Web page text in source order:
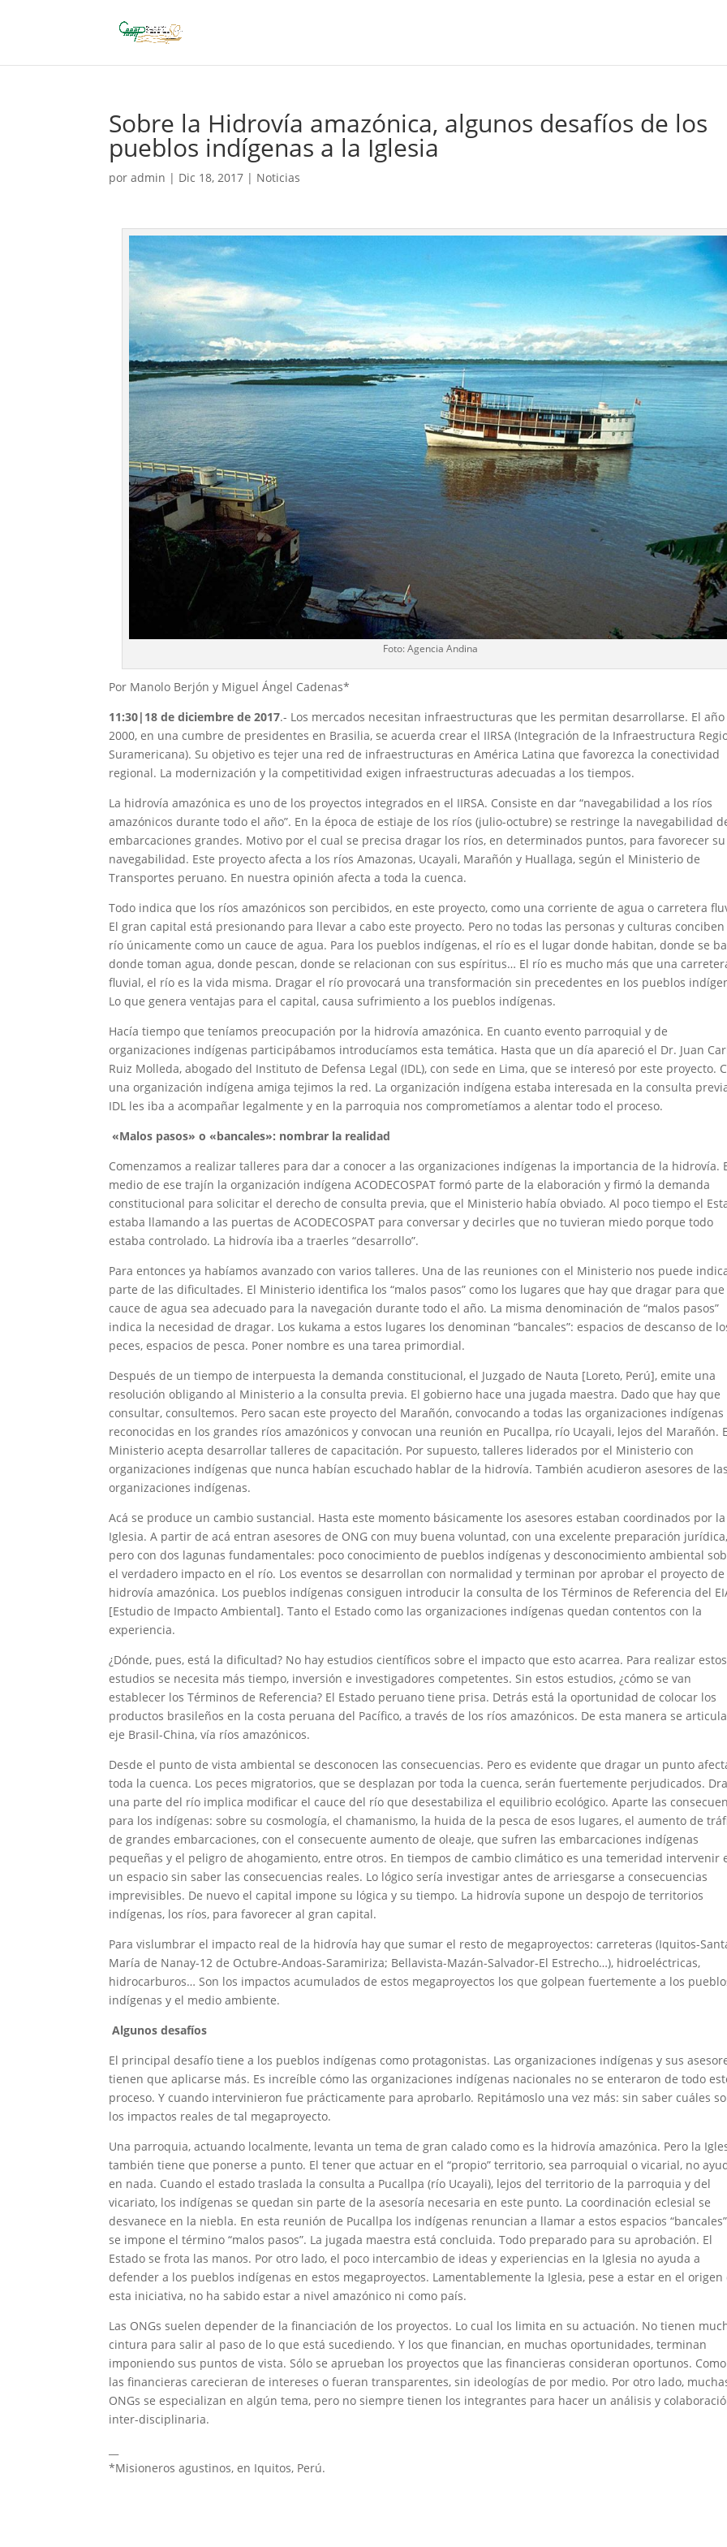
Sobre la Hidrovía amazónica, algunos desafíos de los
pueblos indígenas a la Iglesia
poradmin | Dic 18, 2017 | Noticias
Foto: Agencia Andina
Por Manolo Berjón y Miguel Ángel Cadenas*
11:30|18 de diciembre de 2017.- Los mercados necesitan infraestructuras que les permitan desarrollarse. El año
2000, en una cumbre de presidentes en Brasilia, se acuerda crear el IIRSA (Integración de la Infraestructura
Suramericana). Su objetivo es tejer una red de infraestructuras en América Latina que favorezca la conectividad
regional. La modernización y la competitividad exigen infraestructuras adecuadas a los tiempos.
La hidrovía amazónica es uno de los proyectos integrados en el IIRSA. Consiste en dar “navegabilidad a los ríos
amazónicos durante todo el año”. En la época de estiaje de los ríos (julio-octubre) se restringe la navegabilidad
embarcaciones grandes. Motivo por el cual se precisa dragar los ríos, en determinados puntos, para favorecer su
navegabilidad. Este proyecto afecta a los ríos Amazonas, Ucayali, Marañón y Huallaga, según el Ministerio de
Transportes peruano. En nuestra opinión afecta a toda la cuenca.
Todo indica que los ríos amazónicos son percibidos, en este proyecto, como una corriente de agua o carretera
El gran capital está presionando para llevar a cabo este proyecto. Pero no todas las personas y culturas conciben
río únicamente como un cauce de agua. Para los pueblos indígenas, el río es el lugar donde habitan, donde se
donde toman agua, donde pescan, donde se relacionan con sus espíritus… El río es mucho más que una
fluvial, el río es la vida misma. Dragar el río provocará una transformación sin precedentes en los pueblos
Lo que genera ventajas para el capital, causa sufrimiento a los pueblos indígenas.
Hacía tiempo que teníamos preocupación por la hidrovía amazónica. En cuanto evento parroquial y de
organizaciones indígenas participábamos introducíamos esta temática. Hasta que un día apareció el Dr. Juan
Ruiz Molleda, abogado del Instituto de Defensa Legal (IDL), con sede en Lima, que se interesó por este proyecto.
una organización indígena amiga tejimos la red. La organización indígena estaba interesada en la consulta
IDL les iba a acompañar legalmente y en la parroquia nos comprometíamos a alentar todo el proceso.
«Malos pasos» o «bancales»: nombrar la realidad
Comenzamos a realizar talleres para dar a conocer a las organizaciones indígenas la importancia de la hidrovía.
medio de ese trajín la organización indígena ACODECOSPAT formó parte de la elaboración y firmó la demanda
constitucional para solicitar el derecho de consulta previa, que el Ministerio había obviado. Al poco tiempo el
estaba llamando a las puertas de ACODECOSPAT para conversar y decirles que no tuvieran miedo porque todo
estaba controlado. La hidrovía iba a traerles “desarrollo”.
Para entonces ya habíamos avanzado con varios talleres. Una de las reuniones con el Ministerio nos puede
parte de las dificultades. El Ministerio identifica los “malos pasos” como los lugares que hay que dragar para que
cauce de agua sea adecuado para la navegación durante todo el año. La misma denominación de “malos pasos”
indica la necesidad de dragar. Los kukama a estos lugares los denominan “bancales”: espacios de descanso de
peces, espacios de pesca. Poner nombre es una tarea primordial.
Después de un tiempo de interpuesta la demanda constitucional, el Juzgado de Nauta [Loreto, Perú], emite una
resolución obligando al Ministerio a la consulta previa. El gobierno hace una jugada maestra. Dado que hay que
consultar, consultemos. Pero sacan este proyecto del Marañón, convocando a todas las organizaciones indígenas
reconocidas en los grandes ríos amazónicos y convocan una reunión en Pucallpa, río Ucayali, lejos del Marañón.
Ministerio acepta desarrollar talleres de capacitación. Por supuesto, talleres liderados por el Ministerio con
organizaciones indígenas que nunca habían escuchado hablar de la hidrovía. También acudieron asesores de las
organizaciones indígenas.
Acá se produce un cambio sustancial. Hasta este momento básicamente los asesores estaban coordinados por la
Iglesia. A partir de acá entran asesores de ONG con muy buena voluntad, con una excelente preparación jurídica,
pero con dos lagunas fundamentales: poco conocimiento de pueblos indígenas y desconocimiento ambiental
el verdadero impacto en el río. Los eventos se desarrollan con normalidad y terminan por aprobar el proyecto de
hidrovía amazónica. Los pueblos indígenas consiguen introducir la consulta de los Términos de Referencia del
[Estudio de Impacto Ambiental]. Tanto el Estado como las organizaciones indígenas quedan contentos con la
experiencia.
¿Dónde, pues, está la dificultad? No hay estudios científicos sobre el impacto que esto acarrea. Para realizar estos
estudios se necesita más tiempo, inversión e investigadores competentes. Sin estos estudios, ¿cómo se van
establecer los Términos de Referencia? El Estado peruano tiene prisa. Detrás está la oportunidad de colocar los
productos brasileños en la costa peruana del Pacífico, a través de los ríos amazónicos. De esta manera se
eje Brasil-China, vía ríos amazónicos.
Desde el punto de vista ambiental se desconocen las consecuencias. Pero es evidente que dragar un punto
toda la cuenca. Los peces migratorios, que se desplazan por toda la cuenca, serán fuertemente perjudicados.
una parte del río implica modificar el cauce del río que desestabiliza el equilibrio ecológico. Aparte las
para los indígenas: sobre su cosmología, el chamanismo, la huida de la pesca de esos lugares, el aumento de
de grandes embarcaciones, con el consecuente aumento de oleaje, que sufren las embarcaciones indígenas
pequeñas y el peligro de ahogamiento, entre otros. En tiempos de cambio climático es una temeridad intervenir
un espacio sin saber las consecuencias reales. Lo lógico sería investigar antes de arriesgarse a consecuencias
imprevisibles. De nuevo el capital impone su lógica y su tiempo. La hidrovía supone un despojo de territorios
indígenas, los ríos, para favorecer al gran capital.
Para vislumbrar el impacto real de la hidrovía hay que sumar el resto de megaproyectos: carreteras (Iquitos-
María de Nanay-12 de Octubre-Andoas-Saramiriza; Bellavista-Mazán-Salvador-El Estrecho…), hidroeléctricas,
hidrocarburos… Son los impactos acumulados de estos megaproyectos los que golpean fuertemente a los
indígenas y el medio ambiente.
Algunos desafíos
El principal desafío tiene a los pueblos indígenas como protagonistas. Las organizaciones indígenas y sus
tienen que aplicarse más. Es increíble cómo las organizaciones indígenas nacionales no se enteraron de todo
proceso. Y cuando intervinieron fue prácticamente para aprobarlo. Repitámoslo una vez más: sin saber cuáles
los impactos reales de tal megaproyecto.
Una parroquia, actuando localmente, levanta un tema de gran calado como es la hidrovía amazónica. Pero la
también tiene que ponerse a punto. El tener que actuar en el “propio” territorio, sea parroquial o vicarial, no
en nada. Cuando el estado traslada la consulta a Pucallpa (río Ucayali), lejos del territorio de la parroquia y del
vicariato, los indígenas se quedan sin parte de la asesoría necesaria en este punto. La coordinación eclesial se
desvanece en la niebla. En esta reunión de Pucallpa los indígenas renuncian a llamar a estos espacios
se impone el término “malos pasos”. La jugada maestra está concluida. Todo preparado para su aprobación. El
Estado se frota las manos. Por otro lado, el poco intercambio de ideas y experiencias en la Iglesia no ayuda a
defender a los pueblos indígenas en estos megaproyectos. Lamentablemente la Iglesia, pese a estar en el origen
esta iniciativa, no ha sabido estar a nivel amazónico ni como país.
Las ONGs suelen depender de la financiación de los proyectos. Lo cual los limita en su actuación. No tienen
cintura para salir al paso de lo que está sucediendo. Y los que financian, en muchas oportunidades, terminan
imponiendo sus puntos de vista. Sólo se aprueban los proyectos que las financieras consideran oportunos.
las financieras carecieran de intereses o fueran transparentes, sin ideologías de por medio. Por otro lado,
ONGs se especializan en algún tema, pero no siempre tienen los integrantes para hacer un análisis y
inter-disciplinaria.
*Misioneros agustinos, en Iquitos, Perú.